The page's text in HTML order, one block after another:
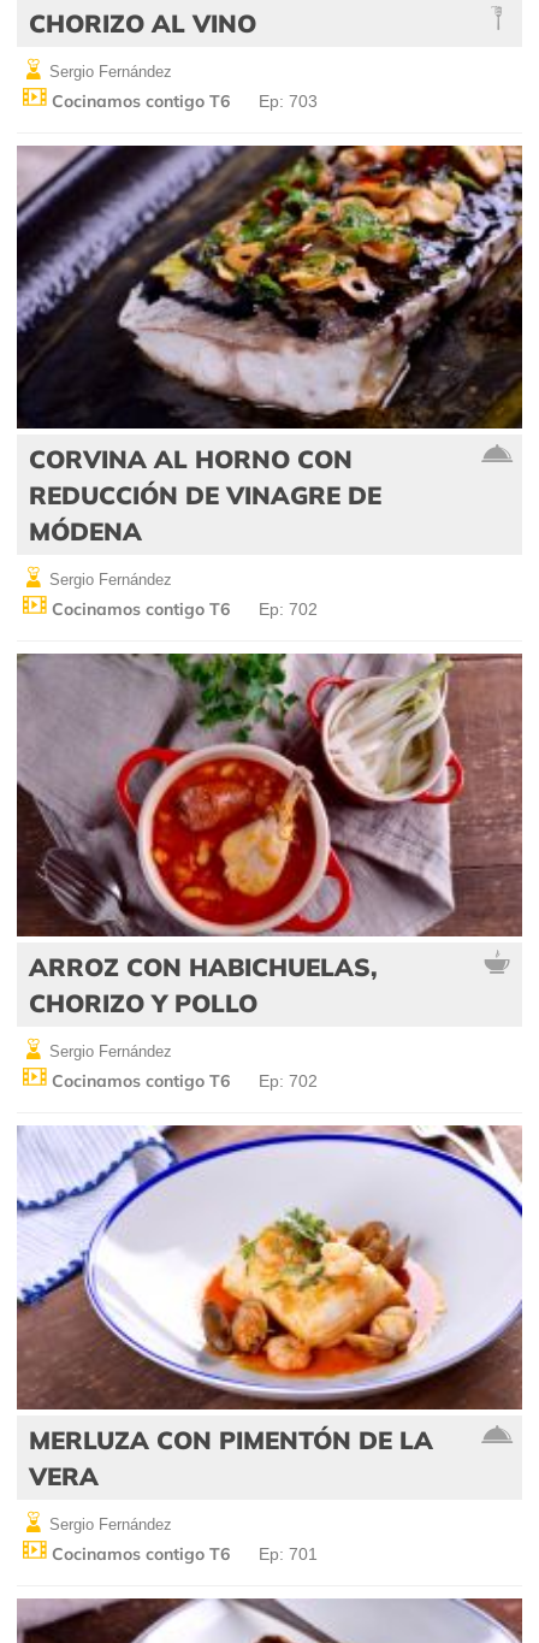
CHORIZO AL VINO
Sergio Fernández
Cocinamos contigo T6 Ep: 703
CORVINA AL HORNO CON
REDUCCIÓN DE VINAGRE DE
MÓDENA
Sergio Fernández
Cocinamos contigo T6 Ep: 702
ARROZ CON HABICHUELAS,
CHORIZO Y POLLO
Sergio Fernández
Cocinamos contigo T6 Ep: 702
MERLUZA CON PIMENTÓN DE LA
VERA
Sergio Fernández
Cocinamos contigo T6 Ep: 701